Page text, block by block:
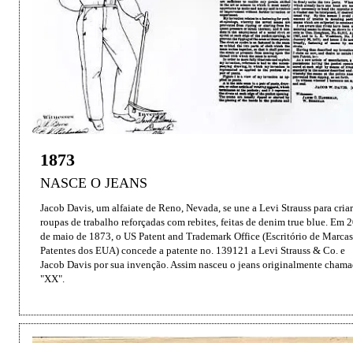
1873
NASCE O JEANS
Jacob Davis, um alfaiate de Reno, Nevada, se une a Levi Strauss para criar
roupas de trabalho reforçadas com rebites, feitas de denim true blue. Em
de maio de 1873, o US Patent and Trademark Office (Escritório de
Patentes dos EUA) concede a patente no. 139121 a Levi Strauss & Co. e
Jacob Davis por sua invenção. Assim nasceu o jeans originalmente
"XX".